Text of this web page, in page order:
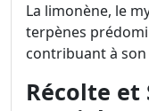
La limonène, le
terpènes
contribuant à
Récolte et